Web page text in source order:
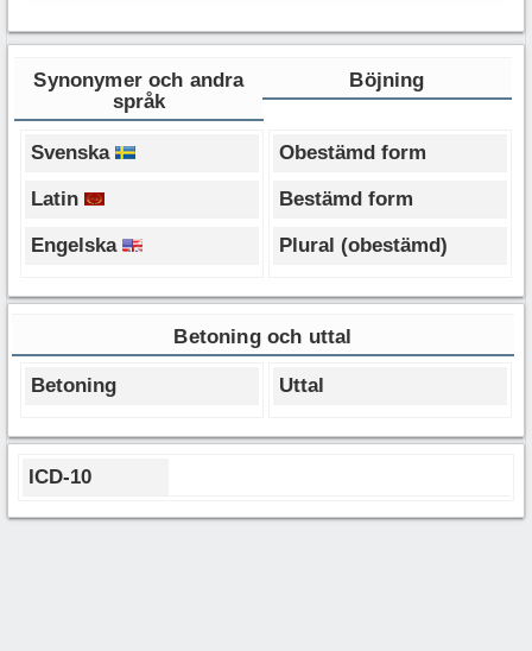
Synonymer och andra
språk
Böjning
Svenska
Latin
Engelska
Obestämd form
Bestämd form
Plural (obestämd)
Betoning och uttal
Betoning Uttal
ICD-10